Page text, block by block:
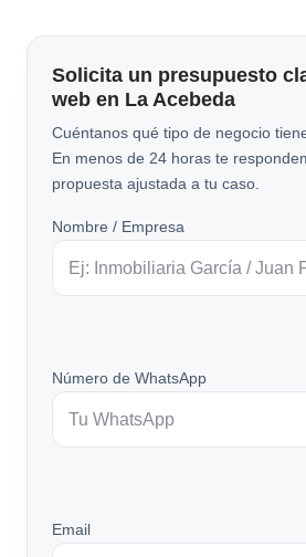
Solicita un presupuesto
web en La Acebeda
Cuéntanos qué tipo de negocio
En menos de 24 horas te
propuesta ajustada a tu caso.
Nombre / Empresa
Número de WhatsApp
Email